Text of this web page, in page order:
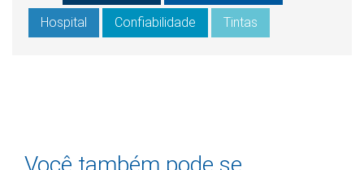
Hospital Confiabilidade Tintas